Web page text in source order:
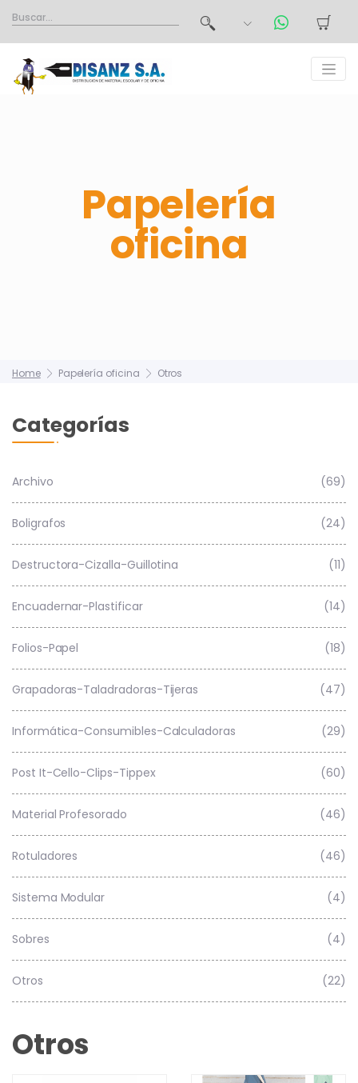
Papelería
oficina
Home Papelería oficina Otros
Categorías
Archivo (69)
Boligrafos (24)
Destructora-Cizalla-Guillotina (11)
Encuadernar-Plastificar (14)
Folios-Papel (18)
Grapadoras-Taladradoras-Tijeras (47)
Informática-Consumibles-Calculadoras (29)
Post It-Cello-Clips-Tippex (60)
Material Profesorado (46)
Rotuladores (46)
Sistema Modular (4)
Sobres (4)
Otros (22)
Otros